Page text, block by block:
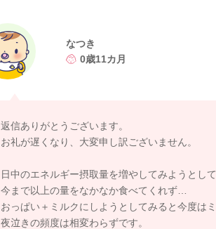
日中は離乳食とミルクをメインにあげておられ
食後におっぱいとミルクにされてみるのはどう
たまに日中にも母乳をあげられることはあるよ
やお野菜の量ももう少し増やしてみることで、
1歳までは、母乳やミルクからの栄養も必要だと
なので、後もう少しおっぱいをあげていただき
時には、最低で2週間ほどは繰り返し言い聞か
なつき
0歳11カ月
返信ありがとうございます。
お礼が遅くなり、大変申し訳ございません。
日中のエネルギー摂取量を増やしてみようとし
今まで以上の量をなかなか食べてくれず…
おっぱい＋ミルクにしようとしてみると今度は
夜泣きの頻度は相変わらずです。